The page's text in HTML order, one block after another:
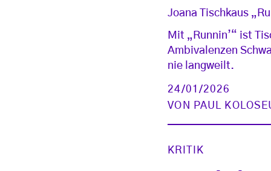
Joana Tischkaus
Mit „Runnin’“ ist
Ambivalenzen
nie langweilt.
24/01/2026
VON
PAUL
KRITIK